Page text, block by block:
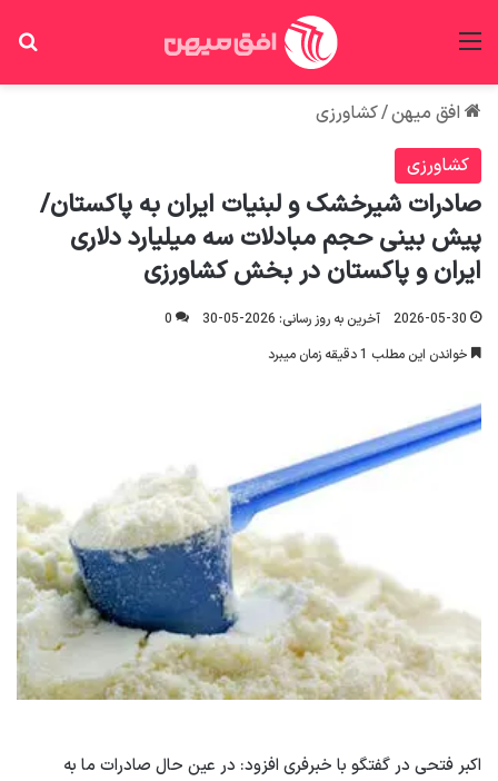
افق میهن/کشاورزی
کشاورزی
صادرات شیرخشک و لبنیات ایران به پاکستان/
پیش بینی حجم مبادلات سه میلیارد دلاری
ایران و پاکستان در بخش کشاورزی
2026-05-30 آخرین به روز رسانی: 2026-05-30
0
خواندن این مطلب 1 دقیقه زمان میبرد
اکبر فتحی در گفتگو با خبرفری افزود: در عین حال صادرات ما به